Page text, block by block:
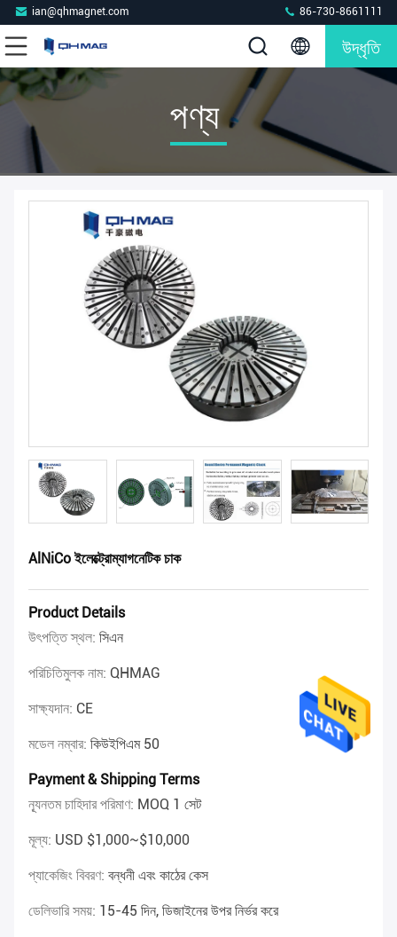
ian@qhmagnet.com 86-730-8661111
উদ্ধৃতি
পণ্য
AlNiCo ইলেক্ট্রোম্যাগনেটিক চাক
Product Details
উৎপত্তি স্থল: সিএন
পরিচিতিমুলক নাম: QHMAG
সাক্ষ্যদান: CE
মডেল নম্বার: কিউইপিএম 50
Payment & Shipping Terms
ন্যূনতম চাহিদার পরিমাণ: MOQ 1 সেট
মূল্য: USD $1,000~$10,000
প্যাকেজিং বিবরণ: বন্ধনী এবং কাঠের কেস
ডেলিভারি সময়: 15-45 দিন, ডিজাইনের উপর নির্ভর করে